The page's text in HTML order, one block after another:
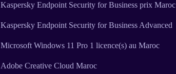
Kaspersky Endpoint Security for Business prix Maroc
Kaspersky Endpoint Security for Business Advanced
Microsoft Windows 11 Pro 1 licence(s) au Maroc
Adobe Creative Cloud Maroc